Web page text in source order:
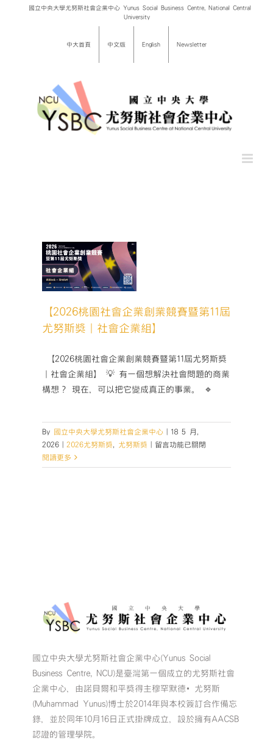
國立中央大學尤努斯社會企業中心 Yunus Social Business Centre, National Central
University
中大首頁 中文版 English Newsletter
【2026桃園社會企業創業競賽暨第11屆
尤努斯獎｜社會企業組】
­ 【2026桃園社會企業創業競賽暨第11屆尤努斯獎
｜社會企業組】 💡 有一個想解決社會問題的商業
構想？ 現在，可以把它變成真正的事業。 🔹
By 國立中央大學尤努斯社會企業中心
18 5 月,
2026
2026尤努斯獎, 尤努斯獎
在
桃
11
努
斯
獎
｜
留言功能已關閉
閱讀更多
國立中央大學尤努斯社會企業中心(Yunus Social
Business Centre, NCU)是臺灣第一個成立的尤努斯社會
企業中心，由諾貝爾和平獎得主穆罕默德•尤努斯
(Muhammad Yunus)博士於2014年與本校簽訂合作備忘
錄，並於同年10月16日正式掛牌成立，設於擁有AACSB
認證的管理學院。